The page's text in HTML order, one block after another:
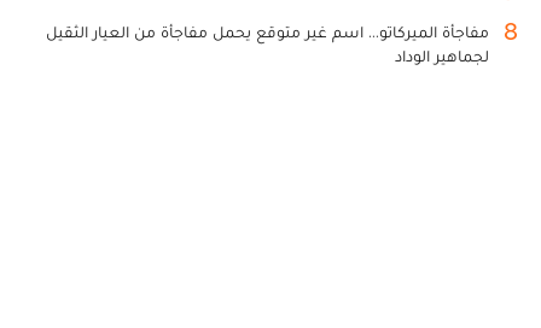
8
مفاجأة الميركاتو... اسم غير متوقع يحمل مفاجأة من العيار الثقيل
لجماهير الوداد